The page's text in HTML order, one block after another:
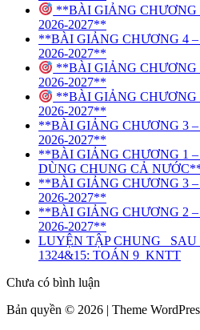
**BÀI GIẢNG CHƯƠNG
2026-2027**
**BÀI GIẢNG CHƯƠNG 4
2026-2027**
**BÀI GIẢNG CHƯƠNG
2026-2027**
**BÀI GIẢNG CHƯƠNG
2026-2027**
**BÀI GIẢNG CHƯƠNG 3
2026-2027**
**BÀI GIẢNG CHƯƠNG 1
DÙNG CHUNG CẢ
**BÀI GIẢNG CHƯƠNG 3
2026-2027**
**BÀI GIẢNG CHƯƠNG 2
2026-2027**
LUYỆN TẬP CHUNG_
1324&15: TOÁN 9_KNTT
Chưa có bình luận
Bản quyền © 2026 | Theme